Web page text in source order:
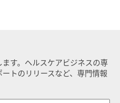
す。ヘルスケアビジネスの専
トのリリースなど、専門情報